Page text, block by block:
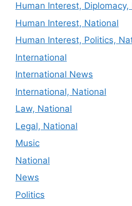
Human Interest,
Human Interest, National
Human Interest, Politics,
International
International News
International, National
Law, National
Legal, National
Music
National
News
Politics